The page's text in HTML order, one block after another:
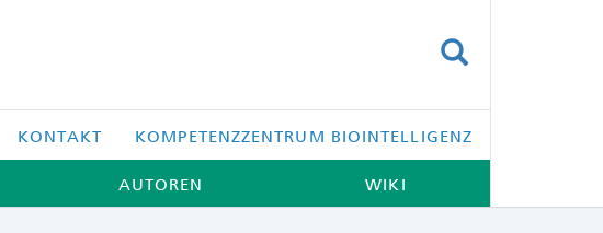
KONTAKT KOMPETENZZENTRUM BIOINTELLIGENZ
AUTOREN WIKI